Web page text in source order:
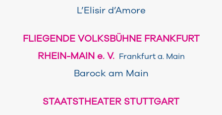
L’Elisir d’Amore
FLIEGENDE VOLKSBÜHNE FRANKFURT
RHEIN-MAIN e. V. Frankfurt a. Main
Barock am Main
STAATSTHEATER STUTTGART